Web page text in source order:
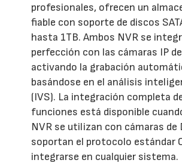
profesionales, ofrecen un
fiable con soporte de discos
hasta 1TB. Ambos NVR se
perfección con las cámaras IP
activando la grabación
basándose en el análisis
(IVS). La integración completa
funciones está disponible
NVR se utilizan con cámaras de
soportan el protocolo estándar
integrarse en cualquier sistema.